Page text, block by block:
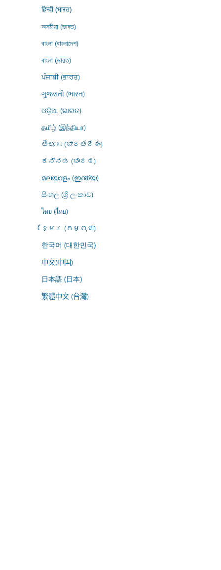
हिन्दी (भारत)
অসমীয়া (ভাৰত)
বাংলা (বাংলাদেশ)
বাংলা (ভারত)
ਪੰਜਾਬੀ (ਭਾਰਤ)
ગુજરાતી (ભારત)
ଓଡ଼ିଆ (ଭାରତ)
தமிழ் (இந்தியா)
తెలుగు (భారతదేశం)
ಕನ್ನಡ (ಭಾರತ)
മലയാളം (ഇന്ത്യ)
සිංහල (ශ්‍රී ලංකාව)
ไทย (ไทย)
ខ្មែរ (កម្ពុជា)
한국어 (대한민국)
中文(中国)
日本語 (日本)
繁體中文 (台灣)